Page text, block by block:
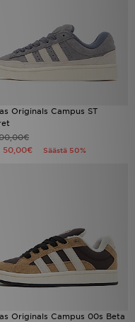
Originals Campus ST
50,00€ Säästä 50%
Originals Campus 00s Beta